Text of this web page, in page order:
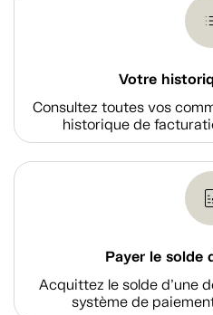
Votre
Consultez toutes vos
historique de
Payer le solde
Acquittez le solde d’une
système de